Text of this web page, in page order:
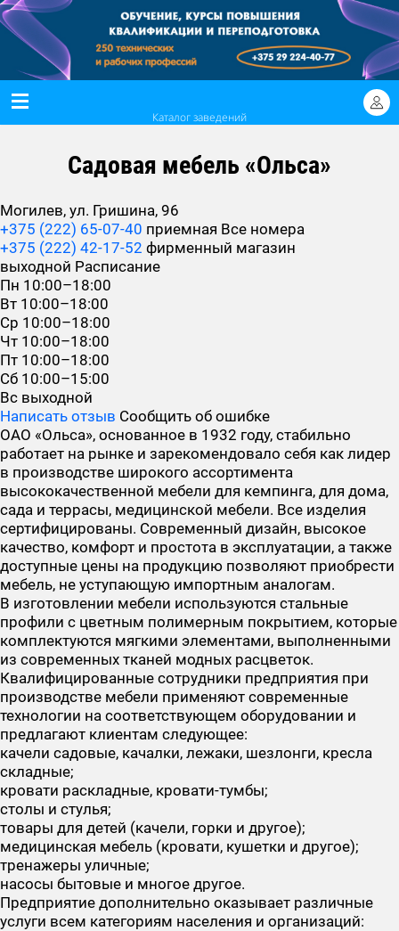
Каталог заведений
Садовая мебель «Ольса»
Могилев, ул. Гришина, 96
+375 (222) 65-07-40 приемная Все номера
+375 (222) 42-17-52 фирменный магазин
выходной Расписание
Пн 10:00–18:00
Вт 10:00–18:00
Ср 10:00–18:00
Чт 10:00–18:00
Пт 10:00–18:00
Сб 10:00–15:00
Вс выходной
Написать отзыв Сообщить об ошибке
ОАО «Ольса», основанное в 1932 году, стабильно
работает на рынке и зарекомендовало себя как лидер
в производстве широкого ассортимента
высококачественной мебели для кемпинга, для дома,
сада и террасы, медицинской мебели. Все изделия
сертифицированы. Современный дизайн, высокое
качество, комфорт и простота в эксплуатации, а также
доступные цены на продукцию позволяют приобрести
мебель, не уступающую импортным аналогам.
В изготовлении мебели используются стальные
профили с цветным полимерным покрытием, которые
комплектуются мягкими элементами, выполненными
из современных тканей модных расцветок.
Квалифицированные сотрудники предприятия при
производстве мебели применяют современные
технологии на соответствующем оборудовании и
предлагают клиентам следующее:
качели садовые, качалки, лежаки, шезлонги, кресла
складные;
кровати раскладные, кровати-тумбы;
столы и стулья;
товары для детей (качели, горки и другое);
медицинская мебель (кровати, кушетки и другое);
тренажеры уличные;
насосы бытовые и многое другое.
Предприятие дополнительно оказывает различные
услуги всем категориям населения и организаций: